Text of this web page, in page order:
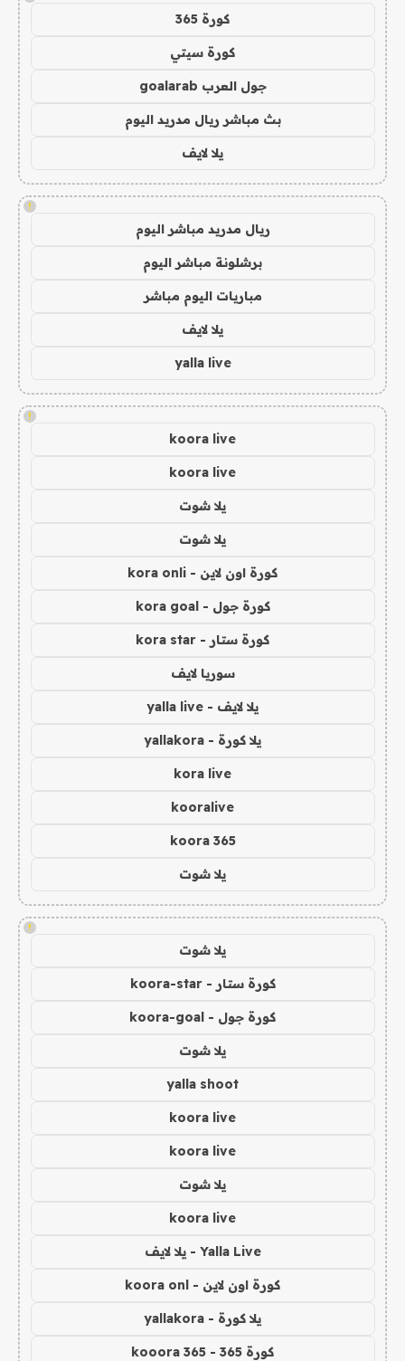
كورة 365
كورة سيتي
جول العرب goalarab
بث مباشر ريال مدريد اليوم
يلا لايف
!
ريال مدريد مباشر اليوم
برشلونة مباشر اليوم
مباريات اليوم مباشر
يلا لايف
yalla live
!
koora live
koora live
يلا شوت
يلا شوت
كورة اون لاين - kora onli
كورة جول - kora goal
كورة ستار - kora star
سوريا لايف
يلا لايف - yalla live
يلا كورة - yallakora
kora live
kooralive
koora 365
يلا شوت
!
يلا شوت
كورة ستار - koora-star
كورة جول - koora-goal
يلا شوت
yalla shoot
koora live
koora live
يلا شوت
koora live
Yalla Live - يلا لايف
كورة اون لاين - koora onl
يلا كورة - yallakora
كورة 365 - kooora 365